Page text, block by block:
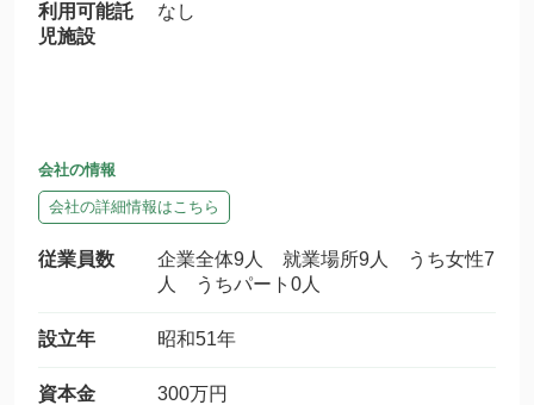
利用可能託
児施設
なし
会社の情報
会社の詳細情報はこちら
従業員数
企業全体9人 就業場所9人 うち女性7
人 うちパート0人
設立年 昭和51年
資本金 300万円